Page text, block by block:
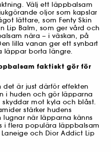
Välj ett läppbalsam
oljor som kapslar
lättare, som Fenty Skin
Lip Balm, som ger vård och
nära – i väskan, på
lilla vanan ger ett synbart
läppar borta längre.
faktiskt gör för
är just därför effekten
i huden och gör läpparna
mot kyla och blåst.
stärker hudens
lugnar när läpparna känns
i flera populära läppbalsam
och Dior Addict Lip